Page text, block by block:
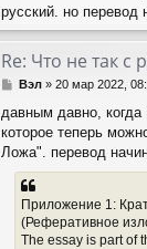
русский. но перевод
Re: Что не так
С
о
б
щ
Вэл» 20 мар 2022,
давным давно,
которое теперь
Ложа". перевод
Приложение 1:
(Реферативное
The essay is part of